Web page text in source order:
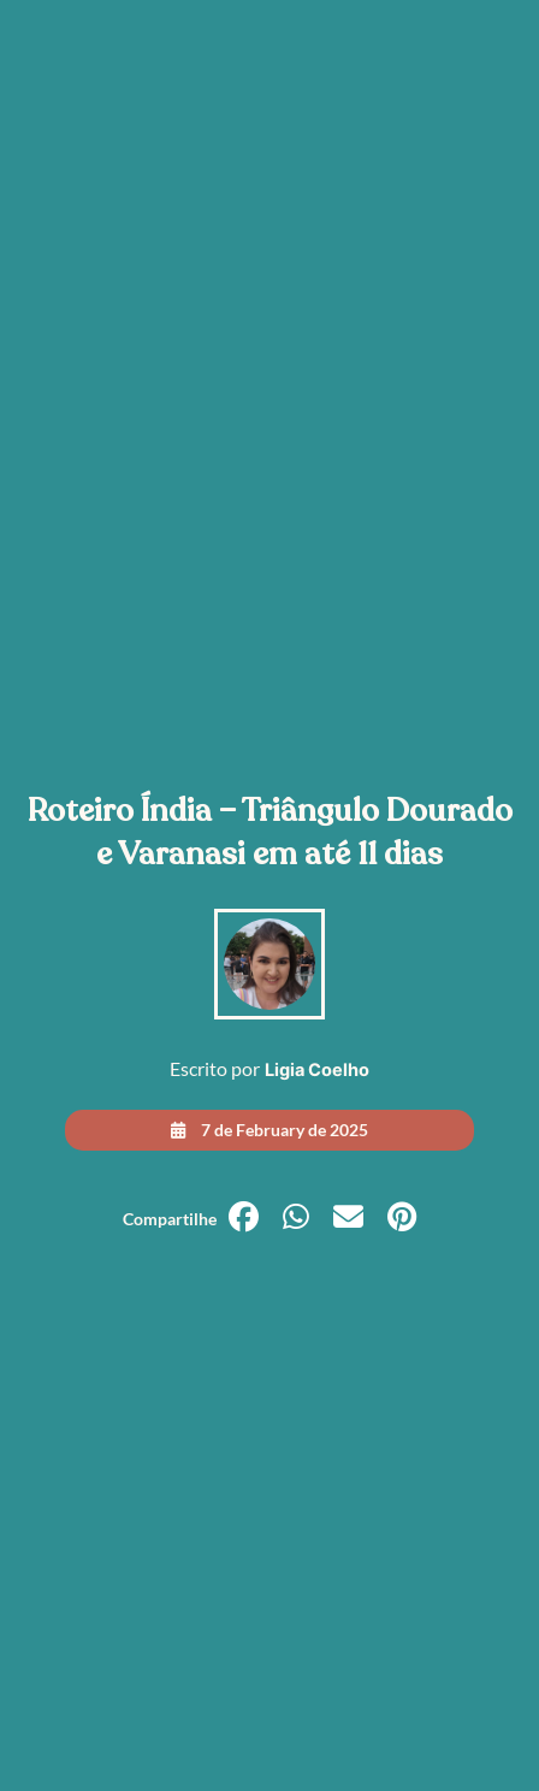
Roteiro Índia – Triângulo Dourado
e Varanasi em até 11 dias
Escrito por Ligia Coelho
7 de February de 2025